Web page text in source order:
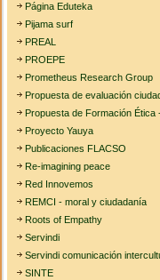
Página Eduteka
Pijama surf
PREAL
PROEPE
Prometheus Research Group
Propuesta de evaluación
Propuesta de Formación Ética
Proyecto Yauya
Publicaciones FLACSO
Re-imagining peace
Red Innovemos
REMCI - moral y ciudadanía
Roots of Empathy
Servindi
Servindi comunicación
SINTE